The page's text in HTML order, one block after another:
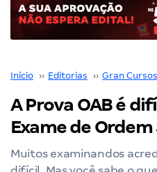
Início ›› Editorias ›› Gran
A Prova OAB é
Exame de
Muitos examinandos